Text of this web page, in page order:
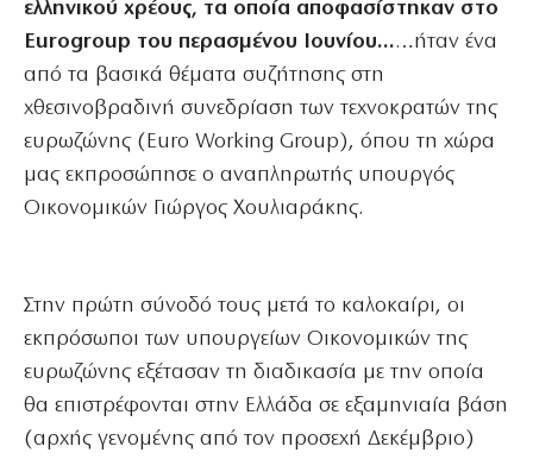
ελληνικού χρέους, τα οποία αποφασίστηκαν στο
Eurogroup του περασμένου Ιουνίου……ήταν ένα
από τα βασικά θέματα συζήτησης στη
χθεσινοβραδινή συνεδρίαση των τεχνοκρατών της
ευρωζώνης (Euro Working Group), όπου τη χώρα
μας εκπροσώπησε ο αναπληρωτής υπουργός
Οικονομικών Γιώργος Χουλιαράκης.
Στην πρώτη σύνοδό τους μετά το καλοκαίρι, οι
εκπρόσωποι των υπουργείων Οικονομικών της
ευρωζώνης εξέτασαν τη διαδικασία με την οποία
θα επιστρέφονται στην Ελλάδα σε εξαμηνιαία βάση
(αρχής γενομένης από τον προσεχή Δεκέμβριο)